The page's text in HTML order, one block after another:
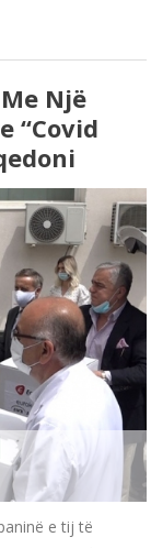
Një
“Covid
e tij të